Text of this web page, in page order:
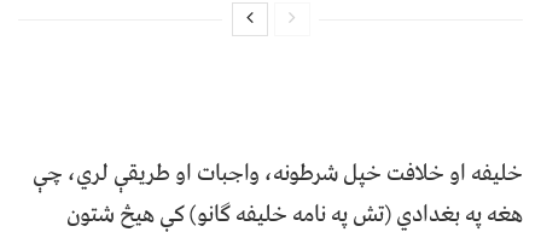
خليفه او خلافت خپل شرطونه، واجبات او طريقې لري، چې
هغه په بغدادي (تش په نامه خليفه ګانو) کې هيڅ شتون